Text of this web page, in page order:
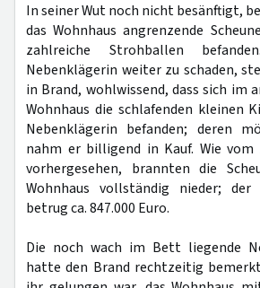
In seiner Wut noch nicht besänftigt,
das Wohnhaus angrenzende
zahlreiche Strohballen
Nebenklägerin weiter zu schaden,
in Brand, wohlwissend, dass sich im
Wohnhaus die schlafenden kleinen
Nebenklägerin befanden; deren
nahm er billigend in Kauf. Wie vom
vorhergesehen, brannten die
Wohnhaus vollständig nieder; der
betrug ca. 847.000 Euro.
Die noch wach im Bett liegende
hatte den Brand rechtzeitig